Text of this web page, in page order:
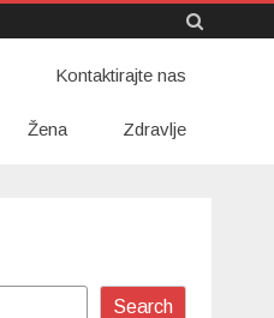
Kontaktirajte nas
Žena Zdravlje
Search